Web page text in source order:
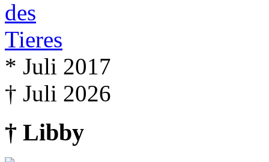
* Juli 2017
† Juli 2026
† Libby